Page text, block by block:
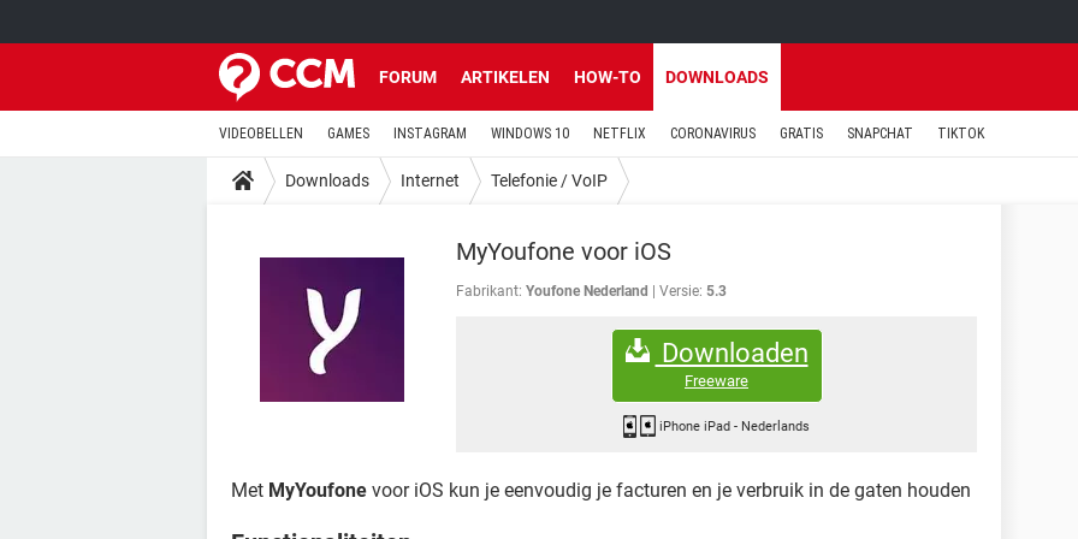
FORUM ARTIKELEN HOW-TO DOWNLOADS
VIDEOBELLEN GAMES INSTAGRAM WINDOWS 10 NETFLIX CORONAVIRUS GRATIS SNAPCHAT TIKTOK
Downloads Internet Telefonie / VoIP
MyYoufone voor iOS
Fabrikant: Youfone Nederland Versie: 5.3
Downloaden
Freeware
iPhone iPad- Nederlands
Met MyYoufone voor iOS kun je eenvoudig je facturen en je verbruik in de gaten houden